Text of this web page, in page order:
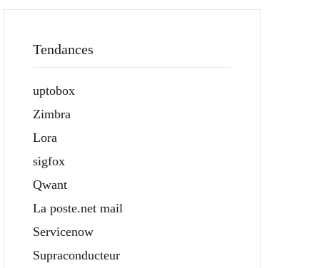
Tendances
uptobox
Zimbra
Lora
sigfox
Qwant
La poste.net mail
Servicenow
Supraconducteur